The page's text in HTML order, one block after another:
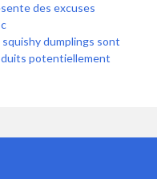
des excuses
dumplings sont
potentiellement